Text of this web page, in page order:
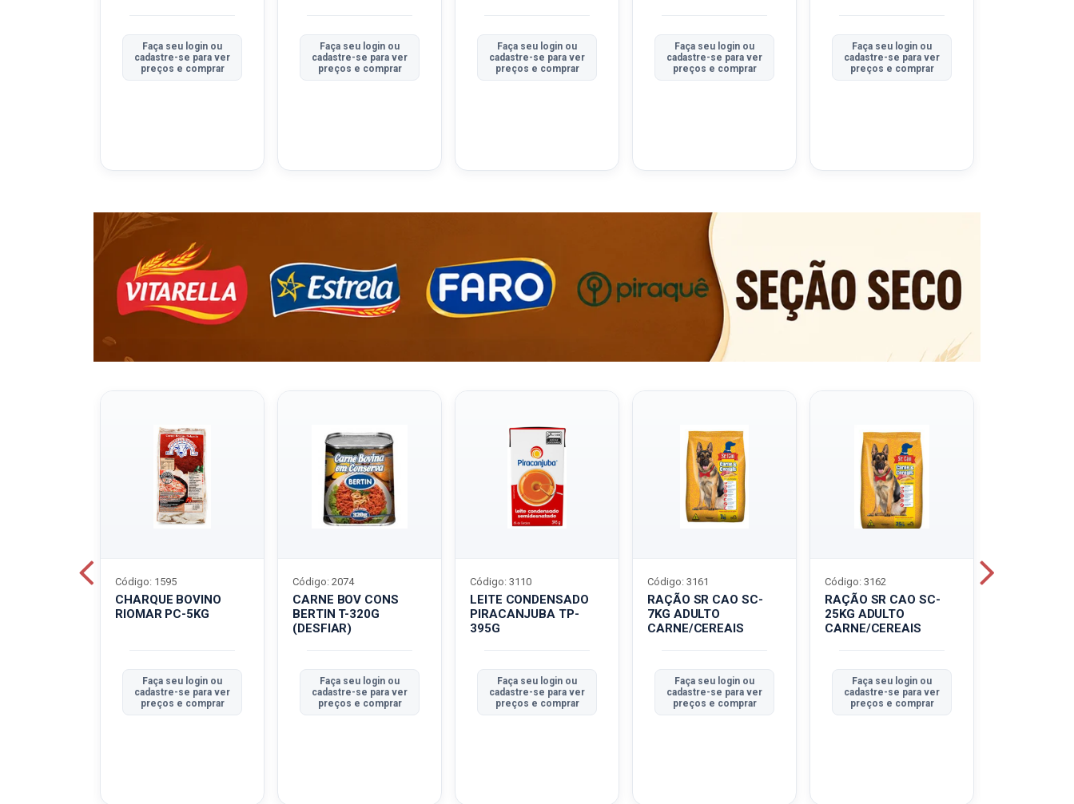
Faça seu login ou
cadastre-se para ver
preços e comprar
Faça seu login ou
cadastre-se para ver
preços e comprar
Faça seu login ou
cadastre-se para ver
preços e comprar
Faça seu login ou
cadastre-se para ver
preços e comprar
Faça seu login ou
cadastre-se para ver
preços e comprar
CHARQUE BOVINO
RIOMAR PC-5KG
Código: 1595
Faça seu login ou
cadastre-se para ver
preços e comprar
CARNE BOV CONS
BERTIN T-320G
(DESFIAR)
Código: 2074
Faça seu login ou
cadastre-se para ver
preços e comprar
LEITE CONDENSADO
PIRACANJUBA TP-
395G
Código: 3110
Faça seu login ou
cadastre-se para ver
preços e comprar
RAÇÃO SR CAO SC-
7KG ADULTO
CARNE/CEREAIS
Código: 3161
Faça seu login ou
cadastre-se para ver
preços e comprar
RAÇÃO SR CAO SC-
25KG ADULTO
CARNE/CEREAIS
Código: 3162
Faça seu login ou
cadastre-se para ver
preços e comprar